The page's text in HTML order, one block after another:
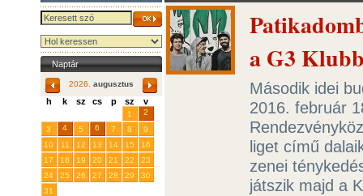
Naptár
2026. augusztus
h k sz cs p sz v
1
2
3
4 5 6 7 8
9
10
11 12 13 14 15
16
17
18 19 20 21 22
23
24
25 26 27 28 29
30
31
a G3
Második idei
2016. február
liget című
zenei
játszik majd a